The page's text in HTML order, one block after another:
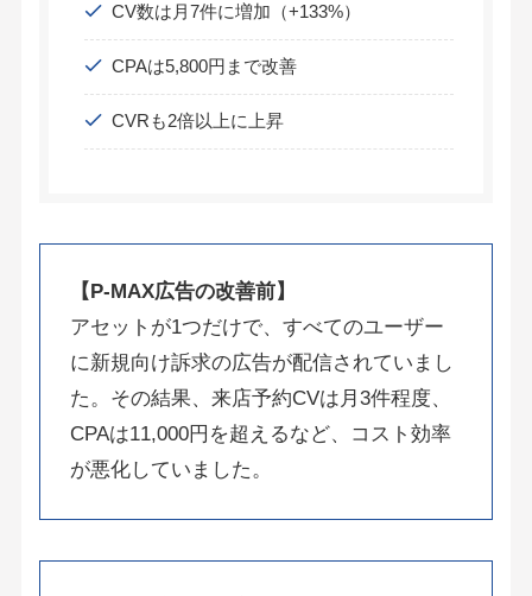
CV数は月7件に増加（+133%）
CPAは5,800円まで改善
CVRも2倍以上に上昇
【P-MAX広告の改善前】
アセットが1つだけで、すべてのユーザー
に新規向け訴求の広告が配信されていまし
た。その結果、来店予約CVは月3件程度、
CPAは11,000円を超えるなど、コスト効率
が悪化していました。